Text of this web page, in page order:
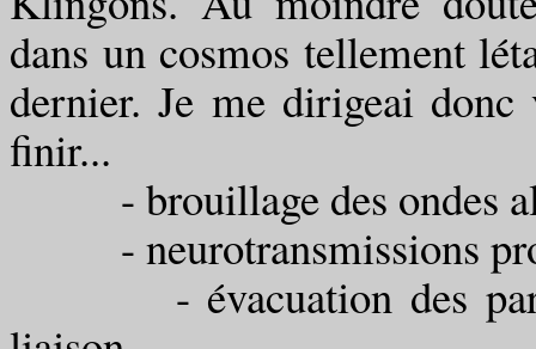
dans un cosmos tellement
dernier. Je me dirigeai
finir...
- brouillage des ondes
- neurotransmissions
- évacuation des